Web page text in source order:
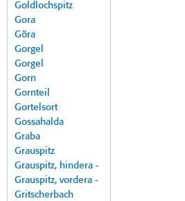
Goldlochspitz
Gora
Göra
Gorgel
Gorgel
Gorn
Gornteil
Gortelsort
Gossahalda
Graba
Grauspitz
Grauspitz, hindera -
Grauspitz, vordera -
Gritscherbach